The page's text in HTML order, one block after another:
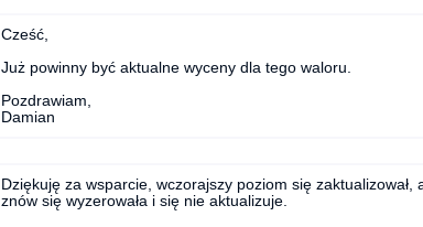
Cześć,
Już powinny być aktualne wyceny dla tego waloru.
Pozdrawiam,
Damian
Dziękuję za wsparcie, wczorajszy poziom się
znów się wyzerowała i się nie aktualizuje.